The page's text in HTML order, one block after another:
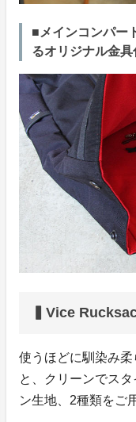
■メインコンパー
るオリジナル金具
▍Vice
使うほどに馴染み
と、クリーンでス
ン生地、2種類をご